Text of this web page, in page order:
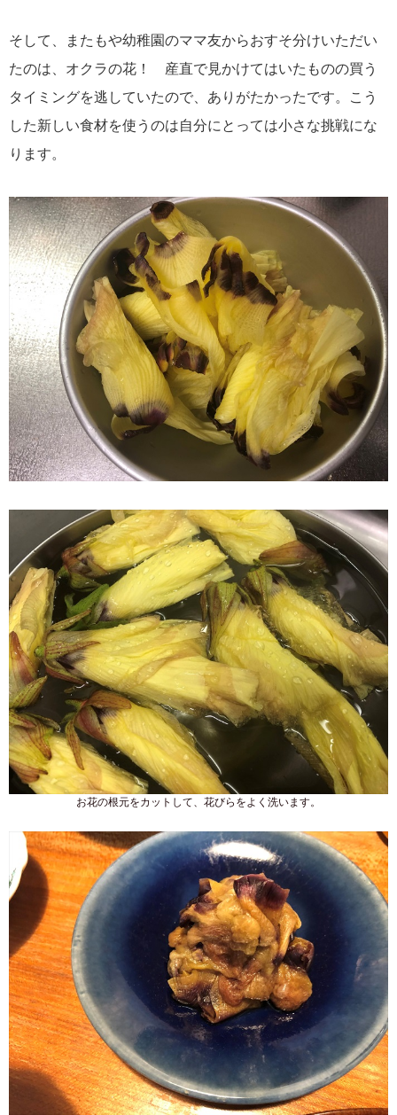
そして、またもや幼稚園のママ友からおすそ分けいただい
たのは、オクラの花！ 産直で見かけてはいたものの買う
タイミングを逃していたので、ありがたかったです。こう
した新しい食材を使うのは自分にとっては小さな挑戦にな
ります。
お花の根元をカットして、花びらをよく洗います。